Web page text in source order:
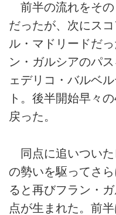
前半の流れをその
だったが、次にス
ル・マドリードだ
ン・ガルシアのパ
ェデリコ・バルベ
ト。後半開始早々
戻った。
同点に追いついた
の勢いを駆ってさ
ると再びフラン・
点が生まれた。前